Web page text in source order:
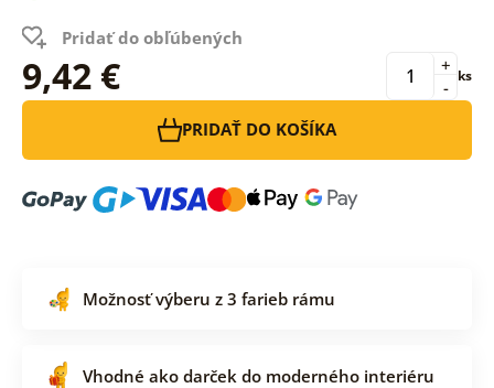
Pridať do obľúbených
9,42 € -
+ ks
PRIDAŤ DO KOŠÍKA
Možnosť výberu z 3 farieb rámu
Vhodné ako darček do moderného interiéru